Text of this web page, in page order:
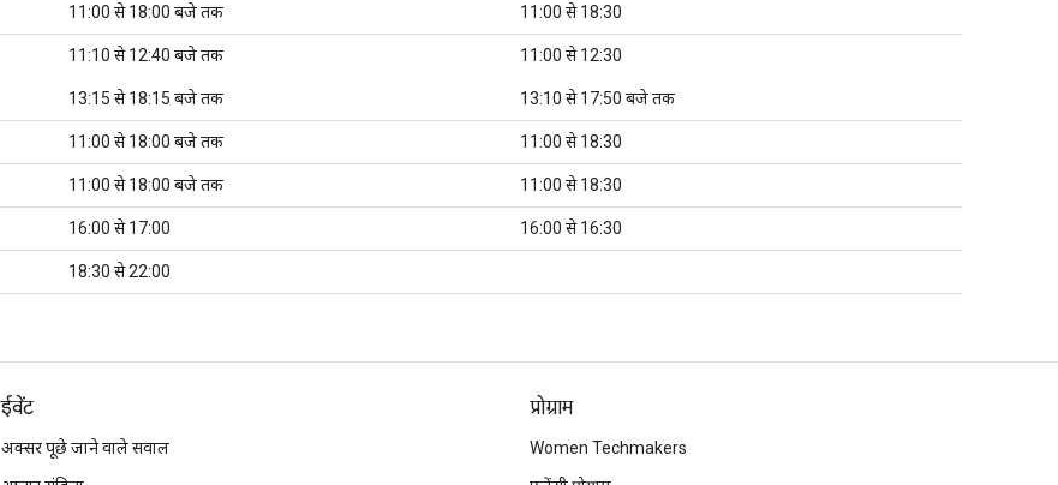
11:00 से 18:00 बजे तक 11:00 से 18:30
11:10 से 12:40 बजे तक
13:15 से 18:15 बजे तक
11:00 से 12:30
13:10 से 17:50 बजे तक
11:00 से 18:00 बजे तक 11:00 से 18:30
11:00 से 18:00 बजे तक 11:00 से 18:30
16:00 से 17:00 16:00 से 16:30
18:30 से 22:00
ईवेंट
अक्सर पूछे जाने वाले सवाल
प्रोग्राम
Women Techmakers